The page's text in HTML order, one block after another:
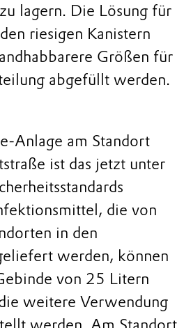
lagern. Die Lösung für
riesigen Kanistern
Größen für
abgefüllt werden.
Anlage am Standort
ist das jetzt unter
die von
in den
werden, können
von 25 Litern
weitere Verwendung